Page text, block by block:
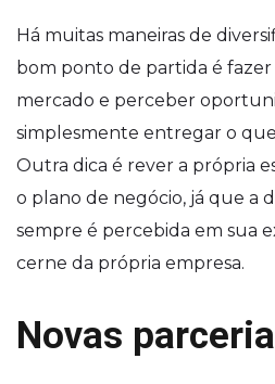
Há muitas maneiras de
bom ponto de partida é fazer
mercado e perceber
simplesmente entregar o
Outra dica é rever a própria
o plano de negócio, já que a
sempre é percebida em sua
cerne da própria empresa.
Novas